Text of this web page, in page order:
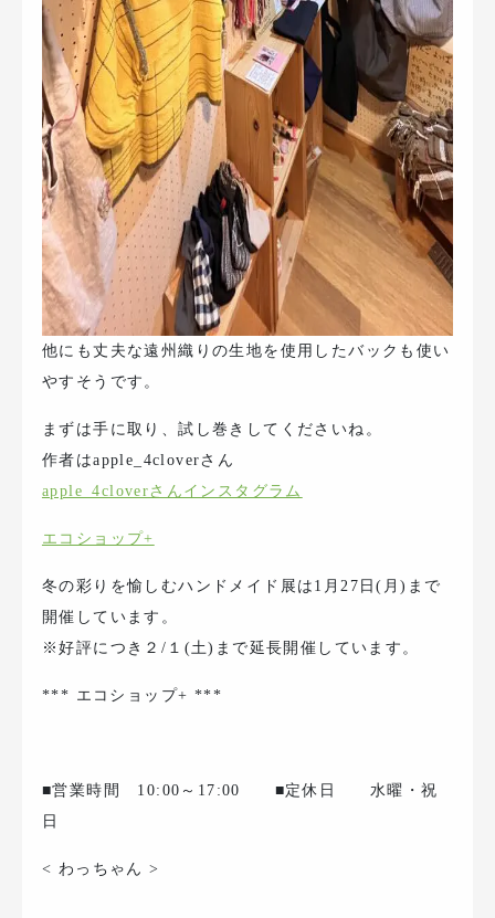
他にも丈夫な遠州織りの生地を使用したバックも使い
やすそうです。
まずは手に取り、試し巻きしてくださいね。
作者はapple_4cloverさん
apple_4cloverさんインスタグラム
エコショップ+
冬の彩りを愉しむハンドメイド展は1月27日(月)まで
開催しています。
※好評につき２/１(土)まで延長開催しています。
*** エコショップ+ ***
■営業時間 10:00～17:00 ■定休日 水曜・祝
日
< わっちゃん >